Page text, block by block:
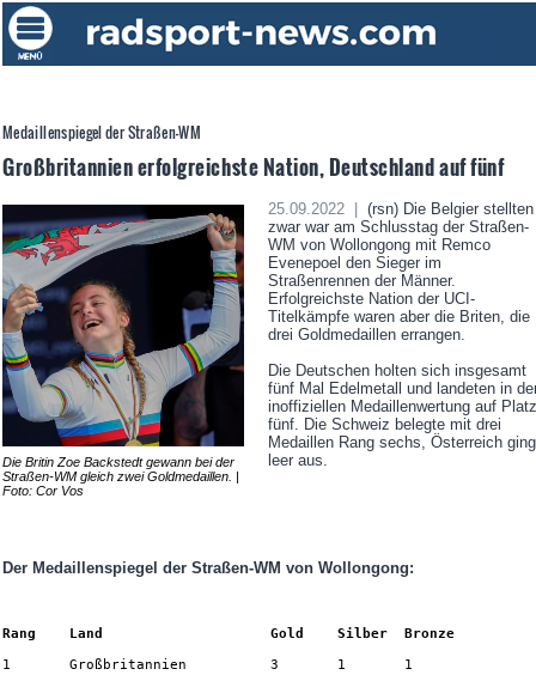
Medaillenspiegel der Straßen-WM
Großbritannien erfolgreichste Nation, Deutschland auf fünf
Die Britin Zoe Backstedt gewann bei der
Straßen-WM gleich zwei Goldmedaillen. |
Foto: Cor Vos
25.09.2022 |
(rsn) Die Belgier stellten
zwar war am Schlusstag der Straßen-
WM von Wollongong mit Remco
Evenepoel den Sieger im
Straßenrennen der Männer.
Erfolgreichste Nation der UCI-
Titelkämpfe waren aber die Briten, die
drei Goldmedaillen errangen.
Die Deutschen holten sich insgesamt
fünf Mal Edelmetall und landeten in
inoffiziellen Medaillenwertung auf Platz
fünf. Die Schweiz belegte mit drei
Medaillen Rang sechs, Österreich ging
leer aus.
Der Medaillenspiegel der Straßen-WM von Wollongong:
1	Großbritannien		3	1	1